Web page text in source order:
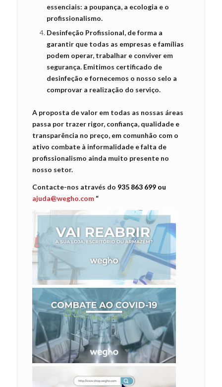
essenciais: a poupança, a ecologia e o
profissionalismo.
Desinfeção Profissional, de forma a
garantir que todas as empresas e famílias
podem operar, trabalhar e conviver em
segurança. Emitimos certificado de
desinfeção e fornecemos o nosso selo a
comprovar a realização do serviço.
A proposta de valor em todas as nossas áreas
passa por trazer rigor, confiança, qualidade e
transparência no preço, em comunhão com o
ativo combate à informalidade e falta de
profissionalismo ainda muito presente no
nosso setor.
Contacte-nos através do 935 863 699 ou
ajuda@wegho.com “